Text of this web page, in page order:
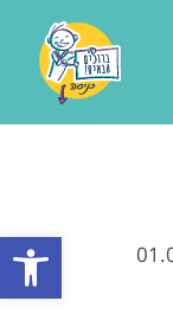
פתח